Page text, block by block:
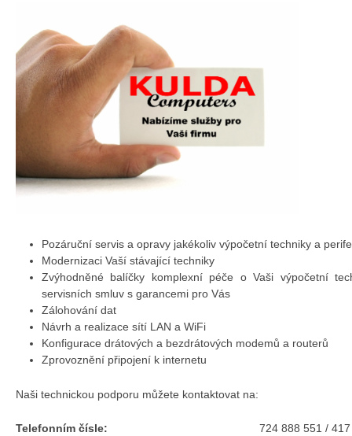
Pozáruční servis a opravy jakékoliv výpočetní techniky a
Modernizaci Vaší stávající techniky
Zvýhodněné balíčky komplexní péče o Vaši výpočetní
servisních smluv s garancemi pro Vás
Zálohování dat
Návrh a realizace sítí LAN a WiFi
Konfigurace drátových a bezdrátových modemů a routerů
Zprovoznění připojení k internetu
Naši technickou podporu můžete kontaktovat na:
Telefonním čísle: 724 888 551 /